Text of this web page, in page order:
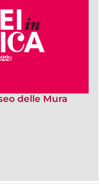
delle Mura